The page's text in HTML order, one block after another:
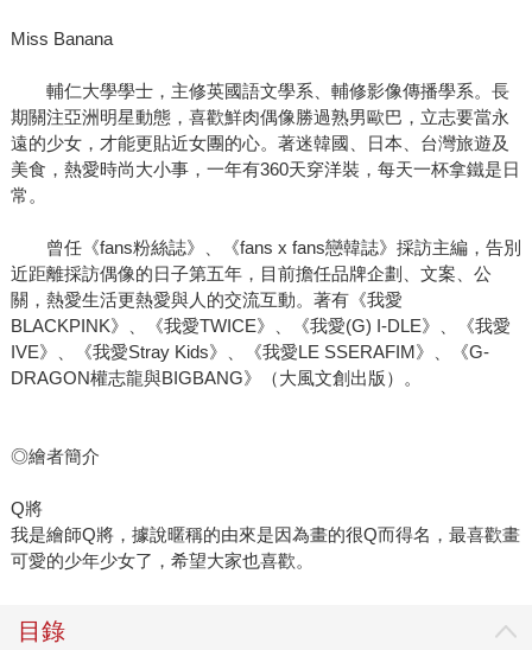
Miss Banana
輔仁大學學士，主修英國語文學系、輔修影像傳播學系。長
期關注亞洲明星動態，喜歡鮮肉偶像勝過熟男歐巴，立志要當永
遠的少女，才能更貼近女團的心。著迷韓國、日本、台灣旅遊及
美食，熱愛時尚大小事，一年有360天穿洋裝，每天一杯拿鐵是日
常。
曾任《fans粉絲誌》、《fans x fans戀韓誌》採訪主編，告別
近距離採訪偶像的日子第五年，目前擔任品牌企劃、文案、公
關，熱愛生活更熱愛與人的交流互動。著有《我愛
BLACKPINK》、《我愛TWICE》、《我愛(G) I-DLE》、《我愛
IVE》、《我愛Stray Kids》、《我愛LE SSERAFIM》、《G-
DRAGON權志龍與BIGBANG》（大風文創出版）。
◎繪者簡介
Q將
我是繪師Q將，據說暱稱的由來是因為畫的很Q而得名，最喜歡畫
可愛的少年少女了，希望大家也喜歡。
目錄